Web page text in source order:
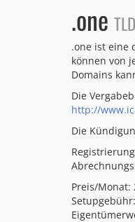
.one
.one ist eine
können von
Domains
Die
http://
Die
Preis/Monat: